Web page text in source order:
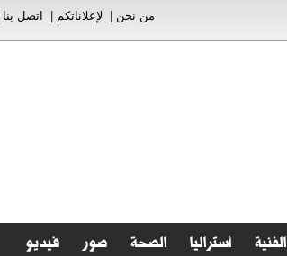
من نحن لإعلاناتكم اتصل بنا
الفنية أستراليا الصحة صور فيديو